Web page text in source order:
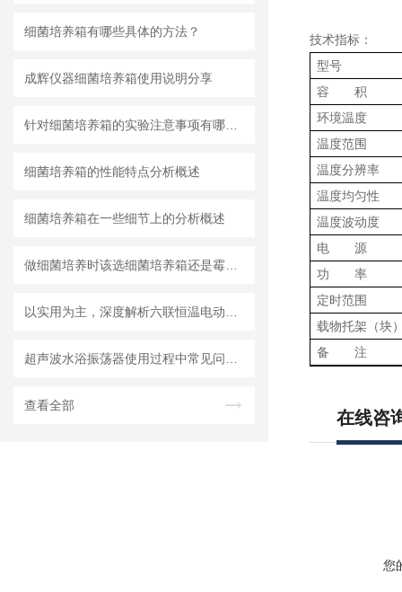
细菌培养箱有哪些具体的方法？
成辉仪器细菌培养箱使用说明分享
细菌培养箱的性能特点分析概述
细菌培养箱在一些细节上的分析概述
查看全部
技术指标：
型号
容 积
环境温度
温度范围
温度分辨率
温度均匀性
温度波动度
电 源
功 率
定时范围
载物托架（块
备 注
在线咨
您